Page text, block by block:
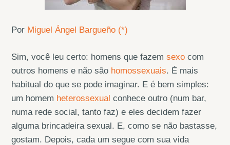
Por Miguel Ángel Bargueño (*)
Sim, você leu certo: homens que fazemsexo com
outros homens e não são homossexuais. É mais
habitual do que se pode imaginar. E é bem simples:
um homem heterossexual conhece outro (num bar,
numa rede social, tanto faz) e eles decidem fazer
alguma brincadeira sexual. E, como se não bastasse,
gostam. Depois, cada um segue com sua vida